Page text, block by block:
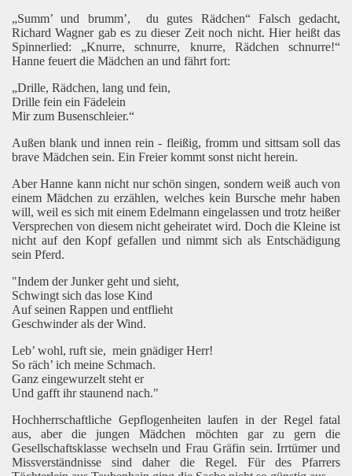
„Summ’ und brumm’, du gutes Rädchen“ Falsch gedacht,
Richard Wagner gab es zu dieser Zeit noch nicht. Hier heißt das
Spinnerlied: „Knurre, schnurre, knurre, Rädchen schnurre!“
Hanne feuert die Mädchen an und fährt fort:
„Drille, Rädchen, lang und fein,
Drille fein ein Fädelein
Mir zum Busenschleier.“
Außen blank und innen rein - fleißig, fromm und sittsam soll das
brave Mädchen sein. Ein Freier kommt sonst nicht herein.
Aber Hanne kann nicht nur schön singen, sondern weiß auch von
einem Mädchen zu erzählen, welches kein Bursche mehr haben
will, weil es sich mit einem Edelmann eingelassen und trotz heißer
Versprechen von diesem nicht geheiratet wird. Doch die Kleine ist
nicht auf den Kopf gefallen und nimmt sich als Entschädigung
sein Pferd.
"Indem der Junker geht und sieht,
Schwingt sich das lose Kind
Auf seinen Rappen und entflieht
Geschwinder als der Wind.
Leb’ wohl, ruft sie, mein gnädiger Herr!
So räch’ ich meine Schmach.
Ganz eingewurzelt steht er
Und gafft ihr staunend nach."
Hochherrschaftliche Gepflogenheiten laufen in der Regel fatal
aus, aber die jungen Mädchen möchten gar zu gern die
Gesellschaftsklasse wechseln und Frau Gräfin sein. Irrtümer und
Missverständnisse sind daher die Regel. Für des Pfarrers